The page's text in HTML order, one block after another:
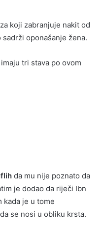
koji zabranjuje nakit od
oponašanje žena.
tri stava po ovom
da mu nije poznato da
je dodao da riječi Ibn
kada je u tome
se nosi u obliku krsta.